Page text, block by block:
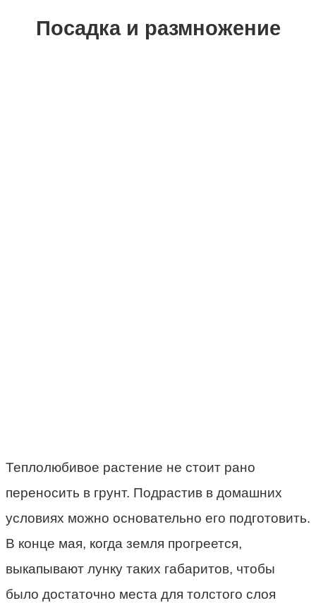
Посадка и размножение
Теплолюбивое растение не стоит рано
переносить в грунт. Подрастив в домашних
условиях можно основательно его подготовить.
В конце мая, когда земля прогреется,
выкапывают лунку таких габаритов, чтобы
было достаточно места для толстого слоя